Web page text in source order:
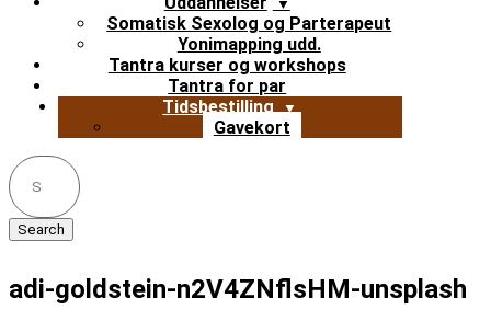
Somatisk Sexolog og Parterapeut
Yonimapping udd.
Tantra kurser og workshops
Tantra for par
Tidsbestilling
Gavekort
Search
for:
adi-goldstein-n2V4ZNflsHM-unsplash